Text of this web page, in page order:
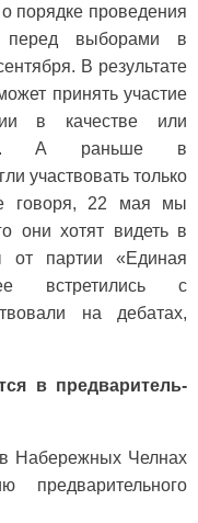
порядке проведения
пе­ред выборами в
В результате
принять участие
в качестве или
А раньше в
участвовать только
говоря, 22 мая мы
они хотят видеть в
от партии «Единая
встретились с
на дебатах,
в предваритель­
Набережных Чел­нах